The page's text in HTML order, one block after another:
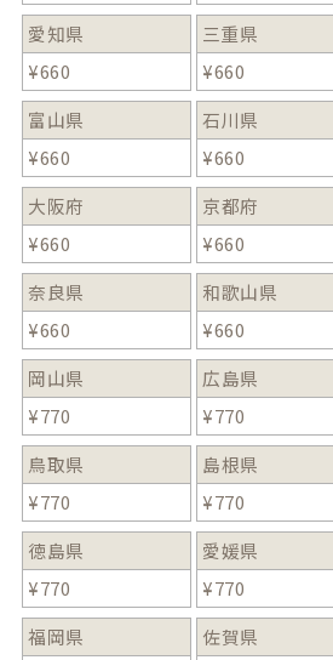
愛知県
¥660
三重県
¥660
富山県
¥660
石川県
¥660
大阪府
¥660
京都府
¥660
奈良県
¥660
和歌山県
¥660
岡山県
¥770
広島県
¥770
鳥取県
¥770
島根県
¥770
徳島県
¥770
愛媛県
¥770
福岡県
佐賀県